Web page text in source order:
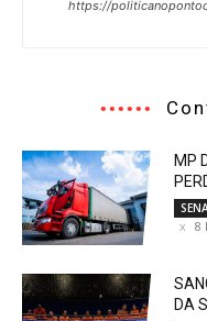
https://
MP
8
DA